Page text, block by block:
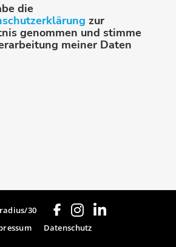
die
zur
genommen und stimme
meiner Daten
30
Datenschutz